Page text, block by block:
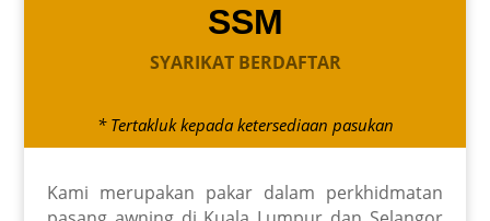
SSM
SYARIKAT BERDAFTAR
* Tertakluk kepada ketersediaan pasukan
Kami merupakan pakar dalam perkhidmatan